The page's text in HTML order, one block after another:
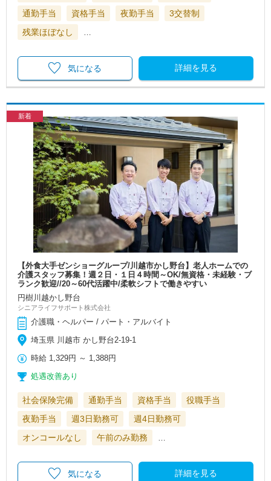
通勤手当
資格手当 夜勤手当
3交替制
残業ほぼなし
詳細を見る
気になる
新着
【外食大手ゼンショーグループ/川越市かし野台】老人ホームでの
介護スタッフ募集！週２日・１日４時間～OK/無資格・未経験・ブ
ランク歓迎//20～60代活躍中/柔軟シフトで働きやすい
円樹川越かし野台
シニアライフサポート株式会社
介護職・ヘルパー / パート・アルバイト
埼玉県 川越市 かし野台2-19-1
時給 1,329円 ～ 1,388円
処遇改善あり
社会保険完備 通勤手当 資格手当
役職手当
夜勤手当
週3日勤務可
週4日勤務可
オンコールなし
午前のみ勤務
詳細を見る
気になる